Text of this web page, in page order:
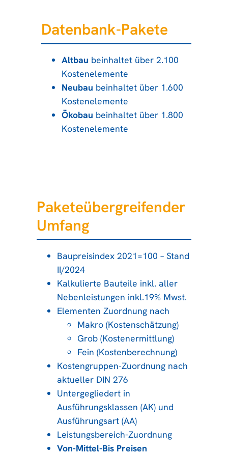
Datenbank-Pakete
Altbau beinhaltet über 2.100
Kostenelemente
Neubau beinhaltet über 1.600
Kostenelemente
Ökobau beinhaltet über 1.800
Kostenelemente
Paketeübergreifender
Umfang
Baupreisindex 2021=100 – Stand
II/2024
Kalkulierte Bauteile inkl. aller
Nebenleistungen inkl.19% Mwst.
Elementen Zuordnung nach
Makro (Kostenschätzung)
Grob (Kostenermittlung)
Fein (Kostenberechnung)
Kostengruppen-Zuordnung nach
aktueller DIN 276
Untergegliedert in
Ausführungsklassen (AK) und
Ausführungsart (AA)
Leistungsbereich-Zuordnung
Von-Mittel-Bis Preisen